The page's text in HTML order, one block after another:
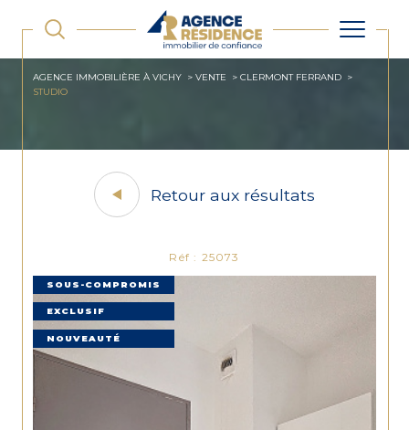
AGENCE IMMOBILIÈRE À VICHY VENTE
CLERMONT FERRAND
STUDIO
Retour aux résultats
Réf : 25073
SOUS-COMPROMIS
EXCLUSIF
NOUVEAUTÉ